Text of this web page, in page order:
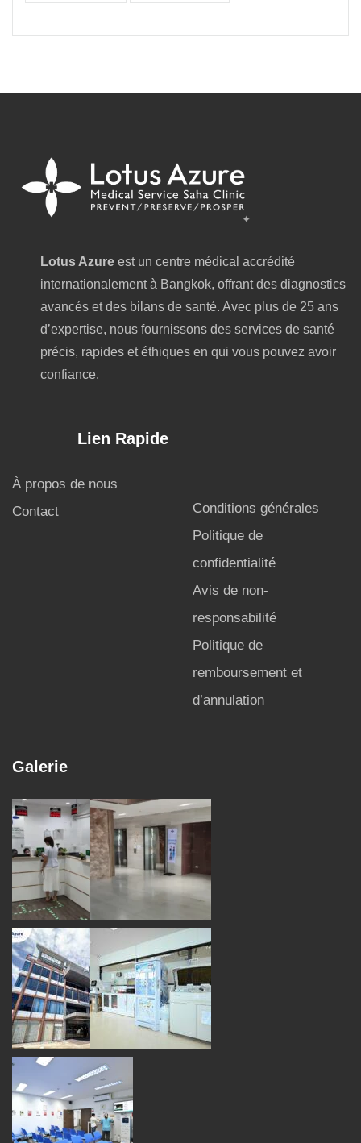
Lotus Azure est un centre médical accrédité
internationalement à Bangkok, offrant des diagnostics
avancés et des bilans de santé. Avec plus de 25 ans
d’expertise, nous fournissons des services de santé
précis, rapides et éthiques en qui vous pouvez avoir
confiance.
Lien Rapide
À propos de nous
Contact
Conditions générales
Politique de
confidentialité
Avis de non-
responsabilité
Politique de
remboursement et
d’annulation
Galerie